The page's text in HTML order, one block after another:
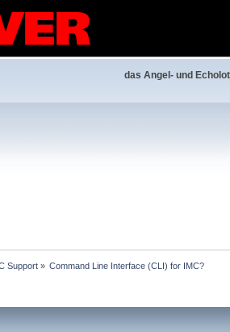
das Angel- und
Support» Command Line Interface (CLI) for IMC?